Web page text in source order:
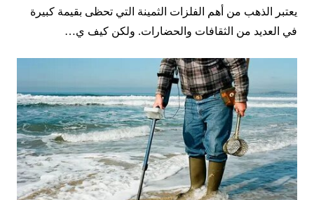
يعتبر الذهب من أهم الفلزات الثمينة التي تحظى بقيمة كبيرة
في العديد من الثقافات والحضارات. ولكن كيف ي…